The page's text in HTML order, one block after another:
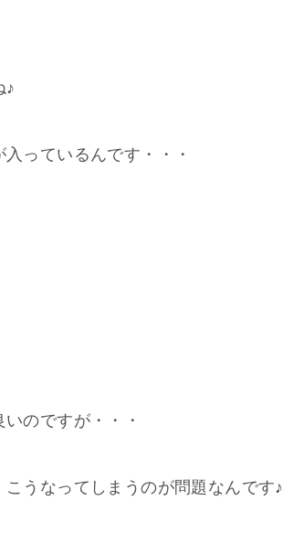
♪
っているんです・・・
のですが・・・
うなってしまうのが問題なんです♪